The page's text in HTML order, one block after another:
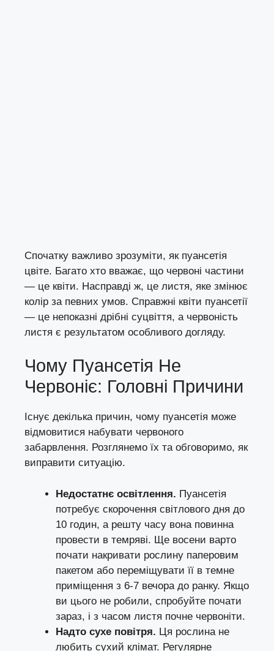
Спочатку важливо зрозуміти, як пуансетія
цвіте. Багато хто вважає, що червоні частини
— це квіти. Насправді ж, це листя, яке змінює
колір за певних умов. Справжні квіти пуансетії
— це непоказні дрібні суцвіття, а червоність
листя є результатом особливого догляду.
Чому Пуансетія Не
Червоніє: Головні Причини
Існує декілька причин, чому пуансетія може
відмовитися набувати червоного
забарвлення. Розглянемо їх та обговоримо, як
виправити ситуацію.
Недостатнє освітлення. Пуансетія
потребує скорочення світлового дня до
10 годин, а решту часу вона повинна
провести в темряві. Ще восени варто
почати накривати рослину паперовим
пакетом або переміщувати її в темне
приміщення з 6-7 вечора до ранку. Якщо
ви цього не робили, спробуйте почати
зараз, і з часом листя почне червоніти.
Надто сухе повітря. Ця рослина не
любить сухий клімат. Регулярне